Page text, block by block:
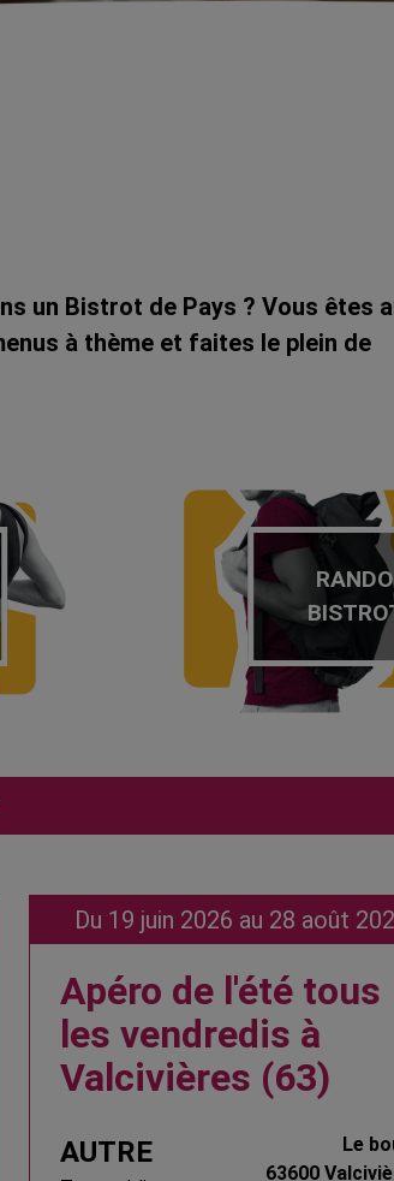
un Bistrot de Pays ? Vous êtes
à thème et faites le plein de
RANDO
Du 19 juin 2026 au 28 août
Apéro de l'été tous
les vendredis à
Valcivières (63)
AUTRE
Le
63600